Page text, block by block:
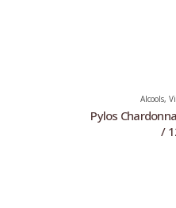
Alcools,
Pylos
/